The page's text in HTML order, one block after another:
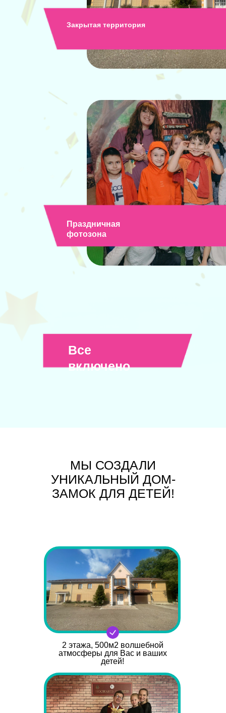
Все
включено
Праздничная
фотозона
Закрытая территория
МЫ СОЗДАЛИ
УНИКАЛЬНЫЙ ДОМ-
ЗАМОК ДЛЯ ДЕТЕЙ!
2 этажа, 500м2 волшебной
атмосферы для Вас и ваших
детей!